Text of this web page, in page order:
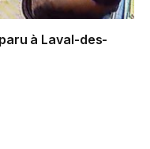
à Laval-des-